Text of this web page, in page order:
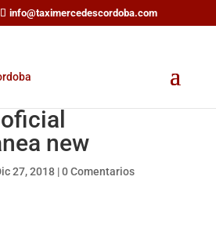
info@taximercedescordoba.com
new
27, 2018|0 Comentarios